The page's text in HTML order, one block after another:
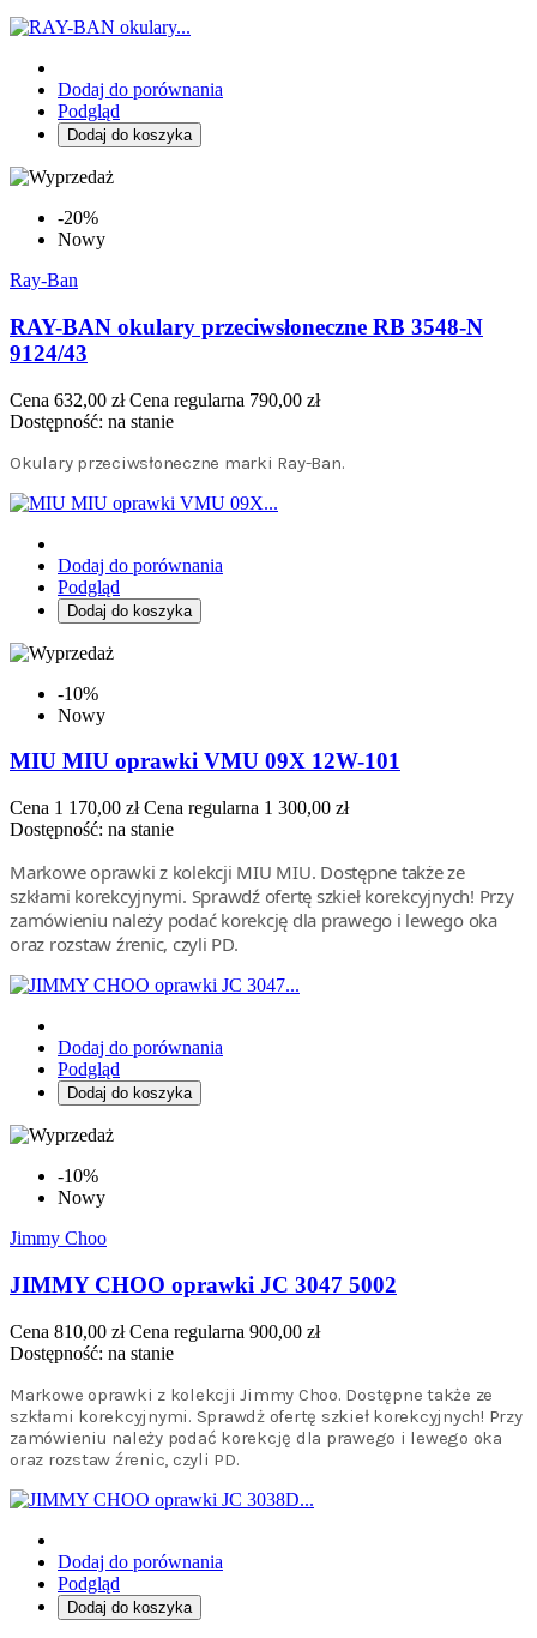
Dodaj do porównania
Podgląd
Dodaj do koszyka
-20%
Nowy
Ray-Ban
RAY-BAN okulary przeciwsłoneczne RB 3548-N
9124/43
Cena 632,00 zł Cena regularna 790,00 zł
Dostępność: na stanie
Okulary przeciwsłoneczne marki Ray-Ban.
Dodaj do porównania
Podgląd
Dodaj do koszyka
-10%
Nowy
MIU MIU oprawki VMU 09X 12W-101
Cena 1 170,00 zł Cena regularna 1 300,00 zł
Dostępność: na stanie
Markowe oprawki z kolekcji MIU MIU. Dostępne także ze
szkłami korekcyjnymi. Sprawdź ofertę szkieł korekcyjnych! Przy
zamówieniu należy podać korekcję dla prawego i lewego oka
oraz rozstaw źrenic, czyli PD.
Dodaj do porównania
Podgląd
Dodaj do koszyka
-10%
Nowy
Jimmy Choo
JIMMY CHOO oprawki JC 3047 5002
Cena 810,00 zł Cena regularna 900,00 zł
Dostępność: na stanie
Markowe oprawki z kolekcji Jimmy Choo. Dostępne także ze
szkłami korekcyjnymi. Sprawdż ofertę szkieł korekcyjnych! Przy
zamówieniu należy podać korekcję dla prawego i lewego oka
oraz rozstaw źrenic, czyli PD.
Dodaj do porównania
Podgląd
Dodaj do koszyka